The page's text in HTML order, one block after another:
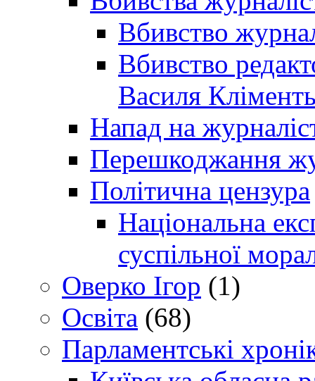
Вбивство
Вбивство
Василя
Напад на
Перешкоджання
Політична цензура
Національна
суспільної
Оверко Ігор (1)
Освіта (68)
Парламентські